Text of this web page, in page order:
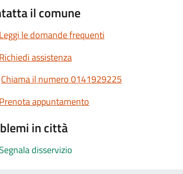
il comune
Leggi le domande frequenti
Richiedi assistenza
Chiama il numero 0141929225
Prenota appuntamento
in città
Segnala disservizio